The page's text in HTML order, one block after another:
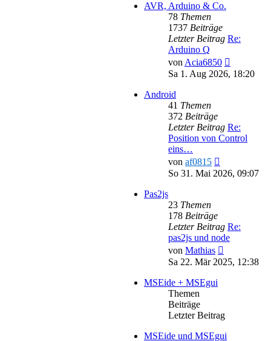
AVR, Arduino & Co.
78 Themen
1737 Beiträge
Letzter Beitrag Re:
Arduino Q
vonAcia6850
Beitrag
Sa 1. Aug 2026, 18:20
Android
41 Themen
372 Beiträge
Letzter Beitrag Re:
Position von Control
eins…
von af0815
Beitrag
So 31. Mai 2026, 09:07
Pas2js
23 Themen
178 Beiträge
Letzter Beitrag Re:
pas2js und node
von Mathias
Beitrag
Sa 22. Mär 2025, 12:38
MSEide + MSEgui
Themen
Beiträge
Letzter Beitrag
MSEide und MSEgui